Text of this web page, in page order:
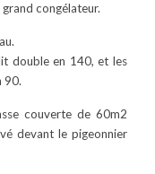
grand congélateur.
double en 140, et les
90.
couverte de 60m2
devant le pigeonnier